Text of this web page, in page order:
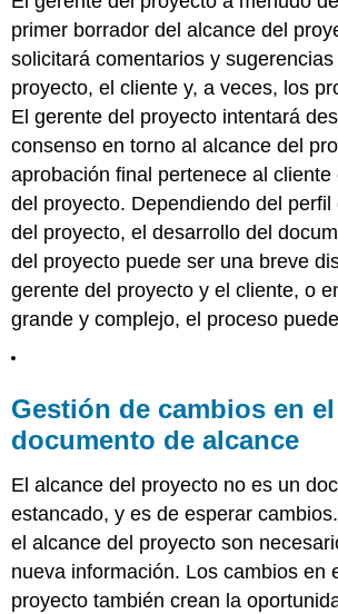
primer borrador del alcance del
solicitará comentarios y sugerencias
proyecto, el cliente y, a veces, los
El gerente del proyecto intentará
consenso en torno al alcance del
aprobación final pertenece al
del proyecto. Dependiendo del perfil
del proyecto, el desarrollo del
del proyecto puede ser una breve
gerente del proyecto y el cliente, o
grande y complejo, el proceso
Gestión de cambios en el
documento de alcance
El alcance del proyecto no es un
estancado, y es de esperar
el alcance del proyecto son
nueva información. Los cambios en
proyecto también crean la